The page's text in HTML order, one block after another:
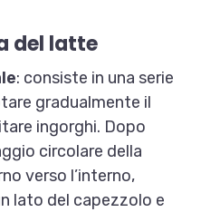
del latte
: consiste in una serie
gradualmente il
ingorghi. Dopo
circolare della
verso l’interno,
lato del capezzolo e